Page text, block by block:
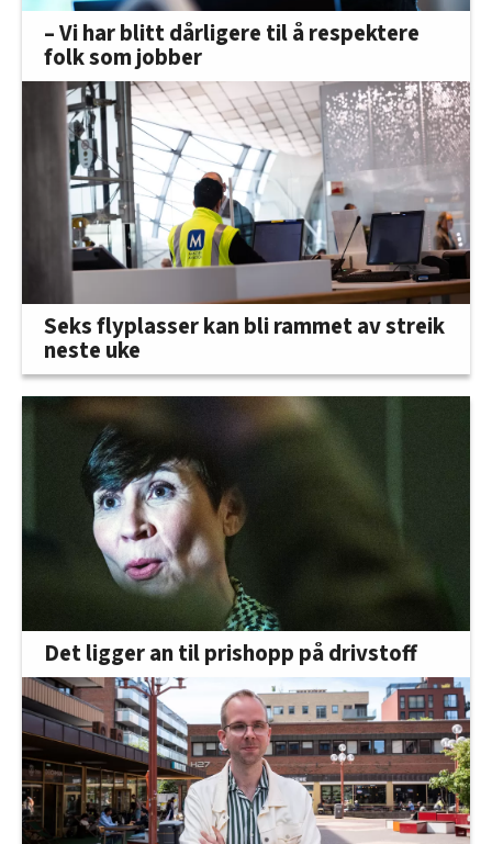
– Vi har blitt dårligere til å respektere
folk som jobber
Seks flyplasser kan bli rammet av streik
neste uke
Det ligger an til prishopp på drivstoff